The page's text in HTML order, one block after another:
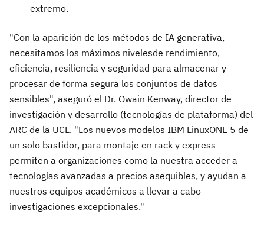
extremo.
"Con la aparición de los métodos de IA generativa,
necesitamos los máximos nivelesde rendimiento,
eficiencia, resiliencia y seguridad para almacenar y
procesar de forma segura los conjuntos de datos
sensibles", aseguró el Dr. Owain Kenway, director de
investigación y desarrollo (tecnologías de plataforma) del
ARC de la UCL. "Los nuevos modelos IBM LinuxONE 5 de
un solo bastidor, para montaje en rack y express
permiten a organizaciones como la nuestra acceder a
tecnologías avanzadas a precios asequibles, y ayudan a
nuestros equipos académicos a llevar a cabo
investigaciones excepcionales."